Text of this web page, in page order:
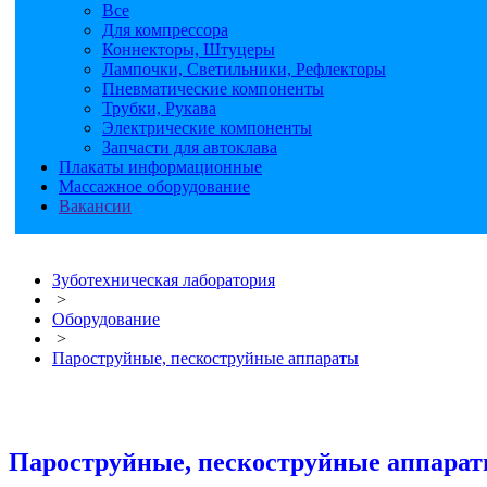
Все
Для компрессора
Коннекторы, Штуцеры
Лампочки, Светильники, Рефлекторы
Пневматические компоненты
Трубки, Рукава
Электрические компоненты
Запчасти для автоклава
Плакаты информационные
Массажное оборудование
Вакансии
Зуботехническая лаборатория
>
Оборудование
>
Пароструйные, пескоструйные аппараты
Пароструйные, пескоструйные